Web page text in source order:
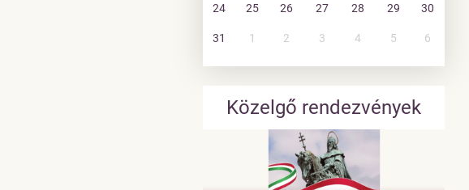
24 25 26 27 28 29 30
31 1 2 3 4 5 6
Közelgő rendezvények